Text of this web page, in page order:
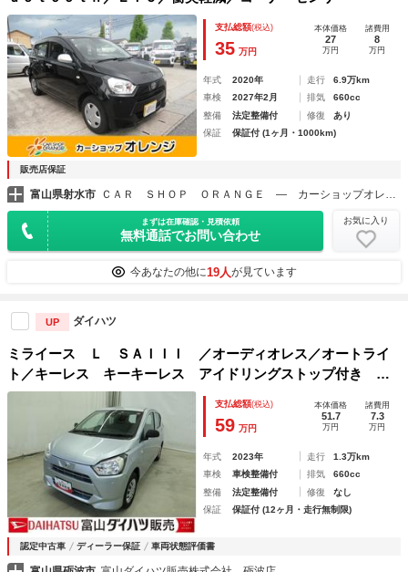
支払総額(税込)
35 万円
本体価格
27
万円
諸費用
8
万円
年式 2020年 走行
6.9万km
車検
2027年2月 排気
660cc
整備
法定整備付 修復
あり
保証
保証付 (1ヶ月・1000km)
販売店保証
富山県射水市 ＣＡＲ ＳＨＯＰ ＯＲＡＮＧＥ ― カーショップオレンジ ―
まずは在庫確認・見積依頼
無料通話でお問い合わせ
お気に入り
今あなたの他に19人が見ています
UP ダイハツ
ミライース Ｌ ＳＡＩＩＩ ／オーディオレス／オートライ
ト／キーレス キーキーレス アイドリングストップ付き デ
ュアルエアバッグ 整備記録簿 エアーバッグ オートハイビ
ーム 安全ボディ オートライト ＡＢＳ 横滑り防止装置付
き 緊急ブレーキ 車線逸脱警報システム
支払総額(税込)
59 万円
本体価格
51.7
万円
諸費用
7.3
万円
年式 2023年 走行
1.3万km
車検
車検整備付 排気
660cc
整備
法定整備付 修復
なし
保証
保証付 (12ヶ月・走行無制限)
認定中古車 ディーラー保証 車両状態評価書